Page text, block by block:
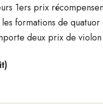
1ers prix
formations de
deux prix de